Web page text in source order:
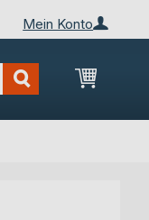
Mein Konto
Mein